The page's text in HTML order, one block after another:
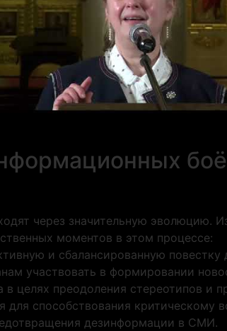
через значительную эволюцию.
моментов в этом процессе:
и сбалансированную повестку
участвовать в формировании
целях преодоления стереотипов и
для способствования критическому
дезинформации в СМИ.